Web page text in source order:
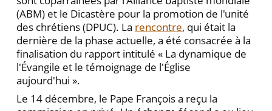
(ABM) et le Dicastère pour la promotion de l'unité
des chrétiens (DPUC). La rencontre, qui était la
dernière de la phase actuelle, a été consacrée à la
finalisation du rapport intitulé « La dynamique de
l'Évangile et le témoignage de l'Église
aujourd'hui ».
Le 14 décembre, le Pape François a reçu la